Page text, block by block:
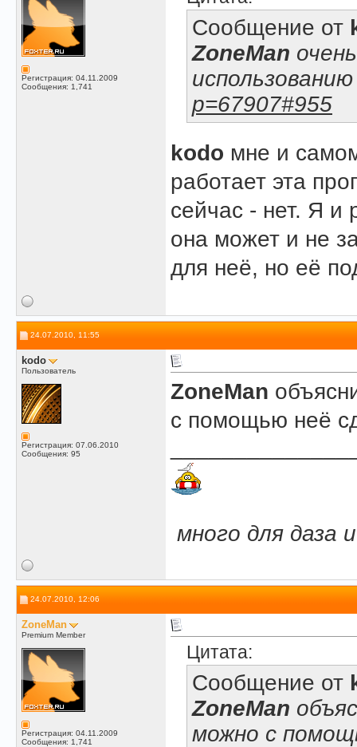
Регистрация: 04.11.2009
Сообщения: 1,741
Сообщение от
ZoneMan
p=67907#955
kodo мне и
работает эта
сейчас - нет. Я и
она может и не
для неё, но её
24.07.2010, 11:55
kodo
Пользователь
Регистрация: 07.06.2010
Сообщения: 95
ZoneMan
с помощью неё
много для даза
24.07.2010, 12:06
ZoneMan
Premium Member
Регистрация: 04.11.2009
Сообщения: 1,741
Цитата:
Сообщение от
ZoneMan
можно с